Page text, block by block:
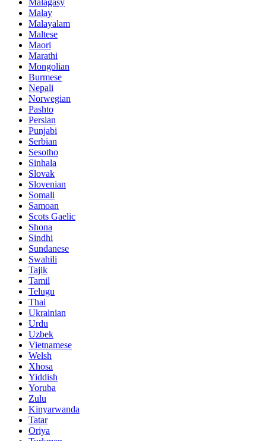
Malagasy
Malay
Malayalam
Maltese
Maori
Marathi
Mongolian
Burmese
Nepali
Norwegian
Pashto
Persian
Punjabi
Serbian
Sesotho
Sinhala
Slovak
Slovenian
Somali
Samoan
Scots Gaelic
Shona
Sindhi
Sundanese
Swahili
Tajik
Tamil
Telugu
Thai
Ukrainian
Urdu
Uzbek
Vietnamese
Welsh
Xhosa
Yiddish
Yoruba
Zulu
Kinyarwanda
Tatar
Oriya